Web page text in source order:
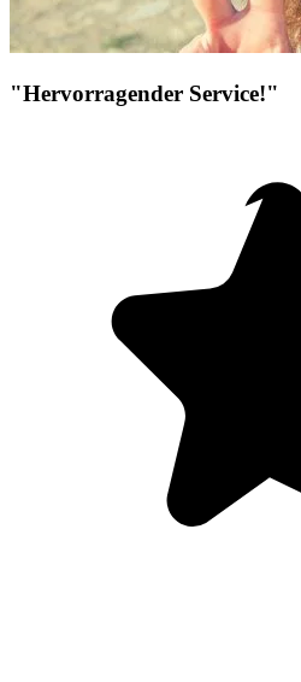
"Hervorragender Service!"